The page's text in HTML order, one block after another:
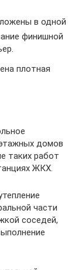
в одной
финишной
плотная
домов
таких работ
ЖКХ.
части
соседей,